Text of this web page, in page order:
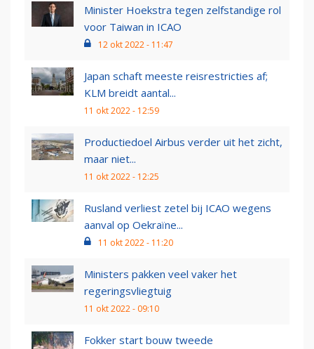
Minister Hoekstra tegen zelfstandige rol
voor Taiwan in ICAO
12 okt 2022 - 11:47
Japan schaft meeste reisrestricties af;
KLM breidt aantal...
11 okt 2022 - 12:59
Productiedoel Airbus verder uit het zicht,
maar niet...
11 okt 2022 - 12:25
Rusland verliest zetel bij ICAO wegens
aanval op Oekraïne...
11 okt 2022 - 11:20
Ministers pakken veel vaker het
regeringsvliegtuig
11 okt 2022 - 09:10
Fokker start bouw tweede